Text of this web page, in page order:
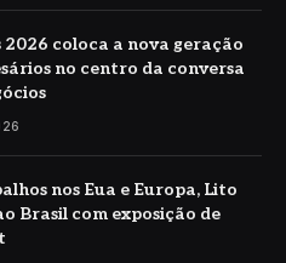
coloca a nova geração
no centro da conversa
nos Eua e Europa, Lito
Brasil com exposição de